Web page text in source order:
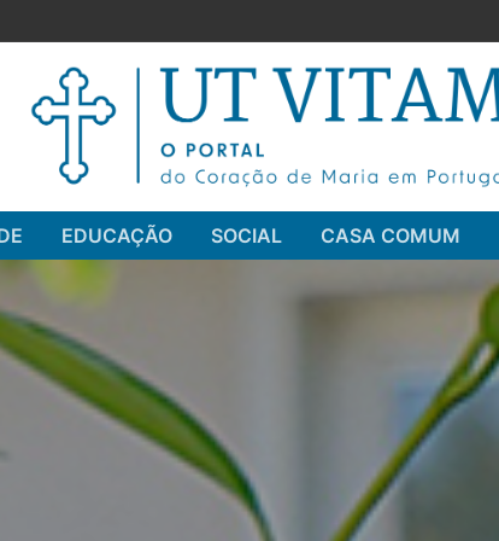
EDUCAÇÃO SOCIAL CASA COMUM